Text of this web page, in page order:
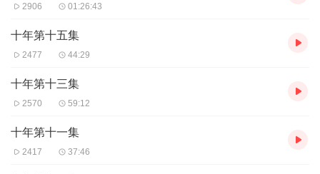
2906 01:26:43
十年第十五集
2477 44:29
十年第十三集
2570 59:12
十年第十一集
2417 37:46